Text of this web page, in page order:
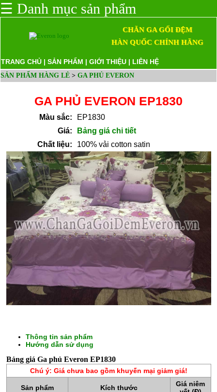
CHĂN
GA
GỐI
ĐỆM
☰ Danh mục sản phẩm
CHĂN GA GỐI ĐỆM
HÀN QUỐC CHÍNH HÃNG
TRANG CHỦ | SẢN PHẨM | GIỚI THIỆU | LIÊN HỆ
SẢN PHẨM HÀNG LẺ > GA PHỦ EVERON
GA PHỦ EVERON EP1830
Màu sắc:
EP1830
Giá:
Bảng giá chi tiết
Chất liệu:
100% vải cotton satin
Thông tin sản phẩm
Hướng dẫn sử dụng
Bảng giá Ga phủ Everon EP1830
Chú ý: Giá chưa bao gồm khuyến mại giảm giá!
Sản phẩm Kích thước
Giá niêm